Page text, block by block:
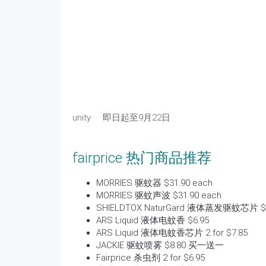
unity 即日起至9月22日
fairprice 热门商品推荐
MORRIES 驱蚊器 $31.90 each
MORRIES 驱蚊声波 $31.90 each
SHIELDTOX NaturGard 液体蒸发驱蚊芯片
ARS Liquid 液体电蚊香 $6.95
ARS Liquid 液体电蚊香芯片 2 for $7.85
JACKIE 驱蚊喷雾 $8.80 买一送一
Fairprice 杀虫剂 2 for $6.95